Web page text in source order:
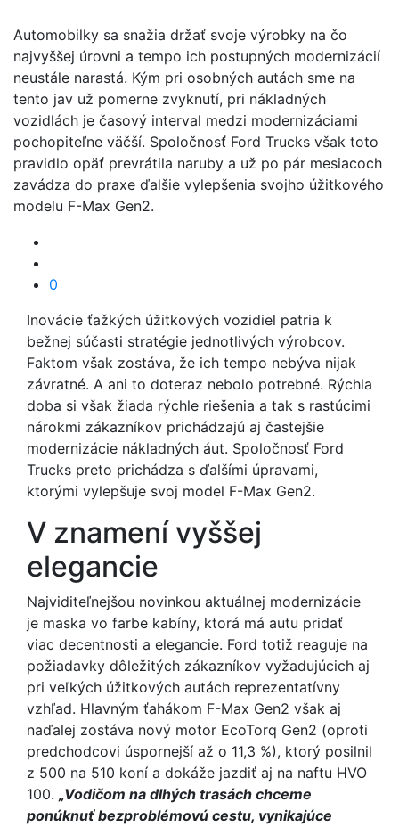
Automobilky sa snažia držať svoje výrobky na čo
najvyššej úrovni a tempo ich postupných modernizácií
neustále narastá. Kým pri osobných autách sme na
tento jav už pomerne zvyknutí, pri nákladných
vozidlách je časový interval medzi modernizáciami
pochopiteľne väčší. Spoločnosť Ford Trucks však toto
pravidlo opäť prevrátila naruby a už po pár mesiacoch
zavádza do praxe ďalšie vylepšenia svojho úžitkového
modelu F-Max Gen2.
0
Inovácie ťažkých úžitkových vozidiel patria k
bežnej súčasti stratégie jednotlivých výrobcov.
Faktom však zostáva, že ich tempo nebýva nijak
závratné. A ani to doteraz nebolo potrebné. Rýchla
doba si však žiada rýchle riešenia a tak s rastúcimi
nárokmi zákazníkov prichádzajú aj častejšie
modernizácie nákladných áut. Spoločnosť Ford
Trucks preto prichádza s ďalšími úpravami,
ktorými vylepšuje svoj model F-Max Gen2.
V znamení vyššej
elegancie
Najviditeľnejšou novinkou aktuálnej modernizácie
je maska vo farbe kabíny, ktorá má autu pridať
viac decentnosti a elegancie. Ford totiž reaguje na
požiadavky dôležitých zákazníkov vyžadujúcich aj
pri veľkých úžitkových autách reprezentatívny
vzhľad. Hlavným ťahákom F-Max Gen2 však aj
naďalej zostáva nový motor EcoTorq Gen2 (oproti
predchodcovi úspornejší až o 11,3 %), ktorý posilnil
z 500 na 510 koní a dokáže jazdiť aj na naftu HVO
100. „Vodičom na dlhých trasách chceme
ponúknuť bezproblémovú cestu, vynikajúce